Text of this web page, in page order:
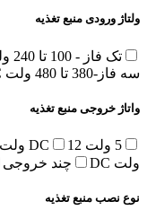
ولتاژ ورودی منبع تغذیه
تک فاز - 100 تا 240 ولت AC
سه فاز-380 تا 480 ولت AC
واتاژ خروجی منبع تغذیه
5 ولت DC 12 ولت DC
ولت DC
چند خروجی
نوع نصب منبع تغذیه